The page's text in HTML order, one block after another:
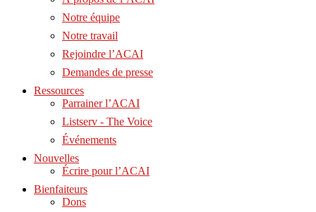
Notre équipe
Notre travail
Rejoindre l’ACAI
Demandes de presse
Ressources
Parrainer l’ACAI
Listserv - The Voice
Événements
Nouvelles
Écrire pour l’ACAI
Bienfaiteurs
Dons